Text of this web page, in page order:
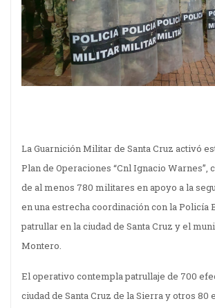
La Guarnición Militar de Santa Cruz activó
Plan de Operaciones “Cnl Ignacio Warnes”,
de al menos 780 militares en apoyo a la
en una estrecha coordinación con la Policía
patrullar en la ciudad de Santa Cruz y el
Montero.
El operativo contempla patrullaje de 700
ciudad de Santa Cruz de la Sierra y otros 80